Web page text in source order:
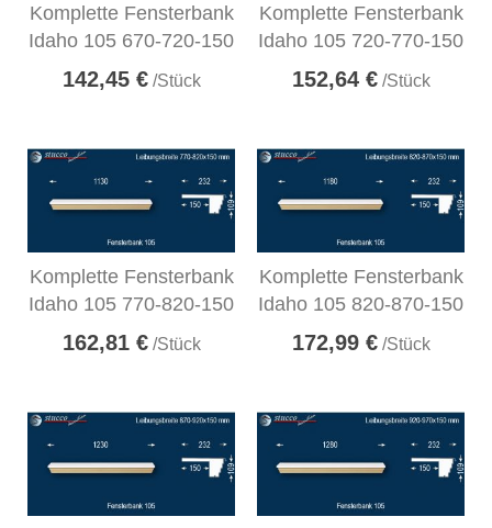
Komplette Fensterbank
Idaho 105 670-720-150
142,45 €/Stück
Komplette Fensterbank
Idaho 105 720-770-150
152,64 €/Stück
Komplette Fensterbank
Idaho 105 770-820-150
162,81 €/Stück
Komplette Fensterbank
Idaho 105 820-870-150
172,99 €/Stück